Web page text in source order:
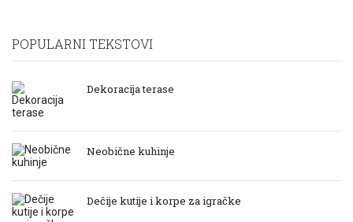
POPULARNI TEKSTOVI
Dekoracija terase
Neobične kuhinje
Dečije kutije i korpe za igračke